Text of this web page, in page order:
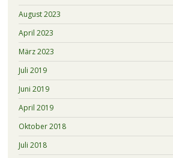
August 2023
April 2023
März 2023
Juli 2019
Juni 2019
April 2019
Oktober 2018
Juli 2018